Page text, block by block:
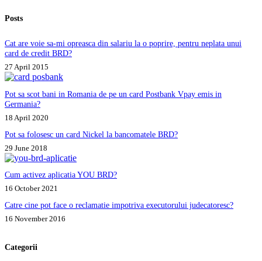
Posts
Cat are voie sa-mi opreasca din salariu la o poprire, pentru neplata unui
card de credit BRD?
27 April 2015
Pot sa scot bani in Romania de pe un card Postbank Vpay emis in
Germania?
18 April 2020
Pot sa folosesc un card Nickel la bancomatele BRD?
29 June 2018
Cum activez aplicatia YOU BRD?
16 October 2021
Catre cine pot face o reclamatie impotriva executorului judecatoresc?
16 November 2016
Categorii